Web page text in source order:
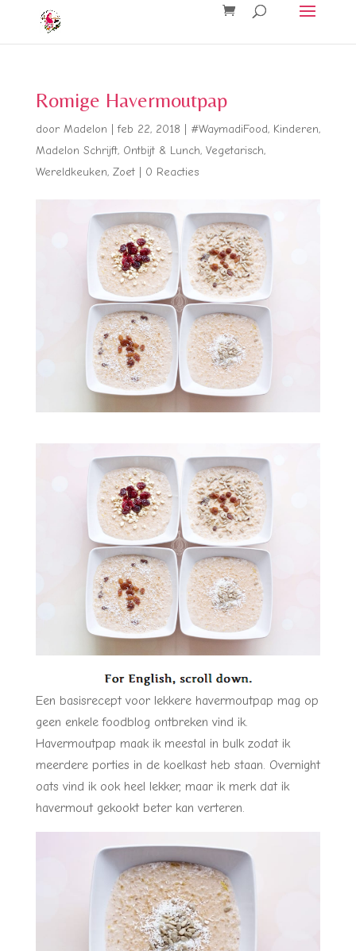
Romige Havermoutpap
door Madelon |feb 22, 2018 #WaymadiFood, Kinderen,
Madelon Schrijft, Ontbijt & Lunch, Vegetarisch,
Wereldkeuken, Zoet| 0 Reacties
Een basisrecept voor lekkere havermoutpap mag op
geen enkele foodblog ontbreken vind ik.
Havermoutpap maak ik meestal in bulk zodat ik
meerdere porties in de koelkast heb staan. Overnight
oats vind ik ook heel lekker, maar ik merk dat ik
havermout gekookt beter kan verteren.